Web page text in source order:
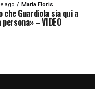
ago Maria Floris
Guardiola sia qui a
– VIDEO